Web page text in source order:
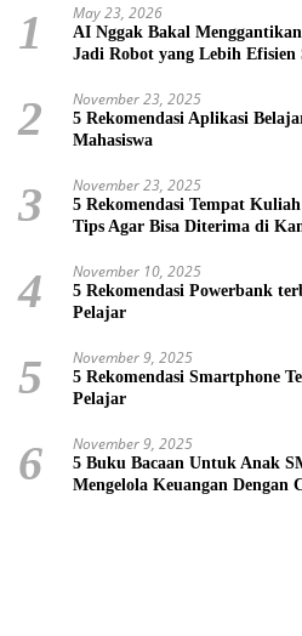
1 May 23, 2026
AI Nggak Bakal
Jadi Robot yang Lebih Efisien
2 November 23, 2025
5 Rekomendasi Aplikasi
Mahasiswa
3 November 23, 2025
5 Rekomendasi Tempat
Tips Agar Bisa Diterima di
4 November 10, 2025
5 Rekomendasi Powerbank
Pelajar
5 November 9, 2025
5 Rekomendasi Smartphone
Pelajar
6 November 9, 2025
5 Buku Bacaan Untuk Anak
Mengelola Keuangan Dengan